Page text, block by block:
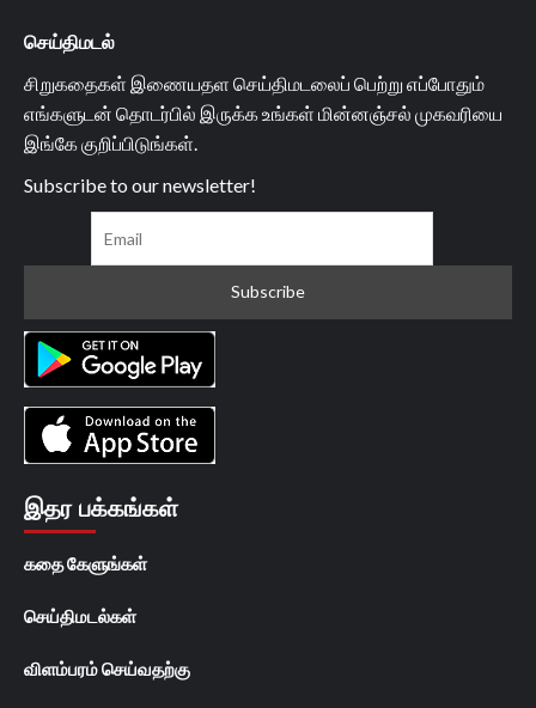
செய்திமடல்
சிறுகதைகள் இணையதள செய்திமடலைப் பெற்று எப்போதும்
எங்களுடன் தொடர்பில் இருக்க உங்கள் மின்னஞ்சல் முகவரியை
இங்கே குறிப்பிடுங்கள்.
Subscribe to our newsletter!
இதர பக்கங்கள்
கதை கேளுங்கள்
செய்திமடல்கள்
விளம்பரம் செய்வதற்கு